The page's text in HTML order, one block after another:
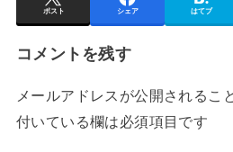
ポスト シェア はてブ
コメントを残す
メールアドレスが公開されるこ
付いている欄は必須項目です